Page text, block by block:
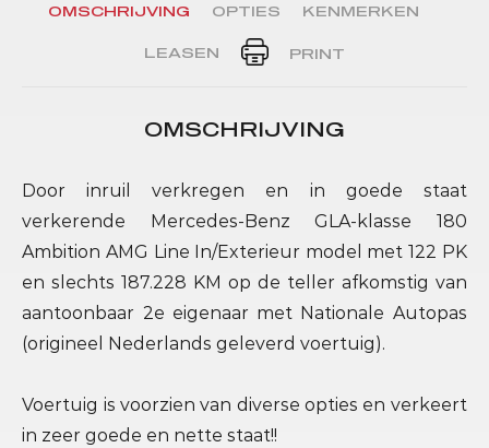
OMSCHRIJVING OPTIES KENMERKEN
LEASEN PRINT
OMSCHRIJVING
Door inruil verkregen en in goede staat
verkerende Mercedes-Benz GLA-klasse 180
Ambition AMG Line In/Exterieur model met 122 PK
en slechts 187.228 KM op de teller afkomstig van
aantoonbaar 2e eigenaar met Nationale Autopas
(origineel Nederlands geleverd voertuig).
Voertuig is voorzien van diverse opties en verkeert
in zeer goede en nette staat!!